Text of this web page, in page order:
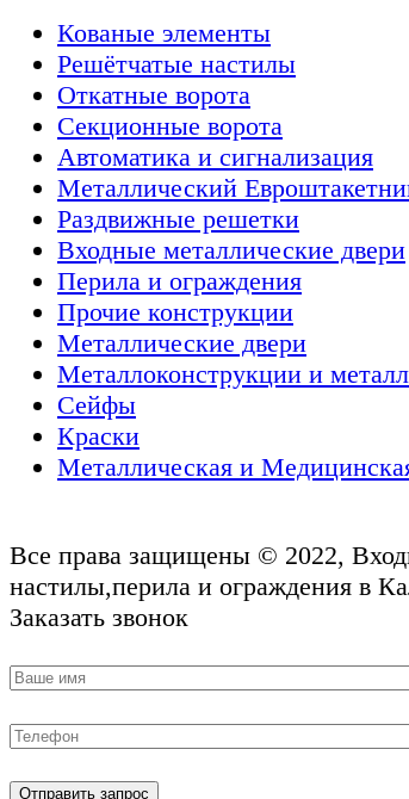
Кованые элементы
Решётчатые настилы
Откатные ворота
Секционные ворота
Автоматика и сигнализация
Металлический
Раздвижные решетки
Входные металлические двери
Перила и ограждения
Прочие конструкции
Металлические двери
Металлоконструкции и
Сейфы
Краски
Металлическая и
Все права защищены © 2022,
настилы,перила и ограждения в
Заказать звонок